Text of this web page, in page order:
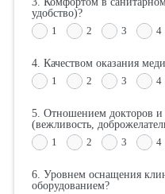
удобство)?
1
2 3 4
4. Качеством оказания
1
2 3 4
5. Отношением докторов и
(вежливость,
1
2 3 4
6. Уровнем оснащения
оборудованием?